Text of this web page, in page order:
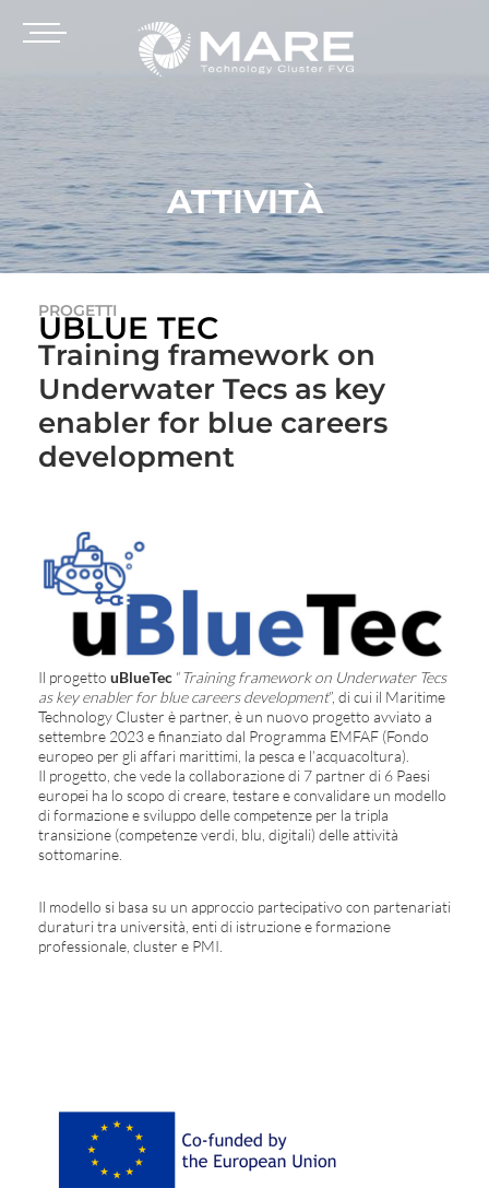
ATTIVITÀ
PROGETTI
UBLUE TEC
Training framework on
Underwater Tecs as key
enabler for blue careers
development
Il progetto uBlueTec “Training framework on Underwater Tecs
as key enabler for blue careers development”, di cui il Maritime
Technology Cluster è partner, è un nuovo progetto avviato a
settembre 2023 e finanziato dal Programma EMFAF (Fondo
europeo per gli affari marittimi, la pesca e l’acquacoltura).
Il progetto, che vede la collaborazione di 7 partner di 6 Paesi
europei ha lo scopo di creare, testare e convalidare un modello
di formazione e sviluppo delle competenze per la tripla
transizione (competenze verdi, blu, digitali) delle attività
sottomarine.
Il modello si basa su un approccio partecipativo con partenariati
duraturi tra università, enti di istruzione e formazione
professionale, cluster e PMI.